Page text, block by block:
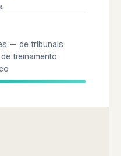
— de tribunais
treinamento